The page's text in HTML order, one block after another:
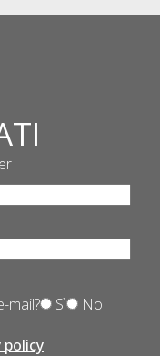
mail? Sì No
policy